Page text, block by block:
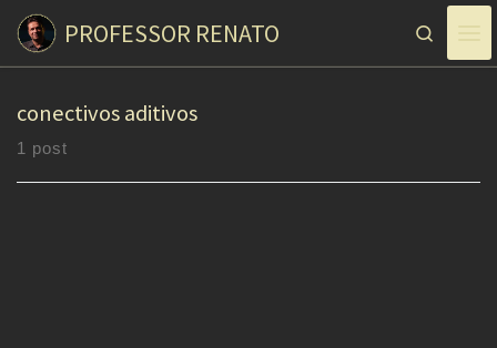
Skip to content
PROFESSOR RENATO
conectivos aditivos
1 post